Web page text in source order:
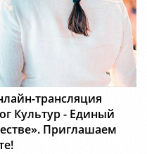
трансляция
Культур - Единый
Приглашаем